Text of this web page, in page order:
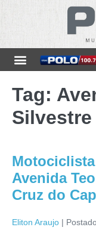
Tag:
Silvestre
Avenida
Cruz do
Eliton Araujo |